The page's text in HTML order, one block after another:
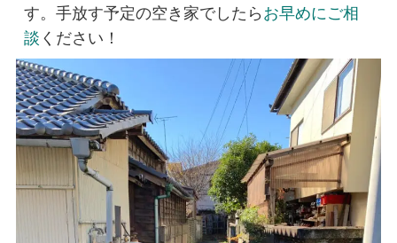
す。手放す予定の空き家でしたら お早めにご相
談 ください！